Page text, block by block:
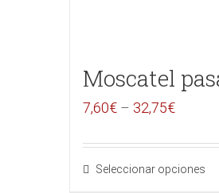
Moscatel
7,60€ – 32,75€
Seleccionar opciones